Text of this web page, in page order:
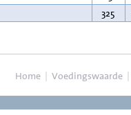
325
Home | Voedingswaarde |